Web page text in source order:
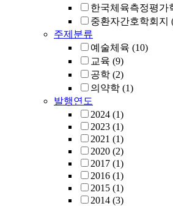
한국체육측정평가
중환자간호학회지
주제분류
예술체육 (10)
교육 (9)
공학 (2)
의약학 (1)
발행연도
2024 (1)
2023 (1)
2021 (1)
2020 (2)
2017 (1)
2016 (1)
2015 (1)
2014 (3)